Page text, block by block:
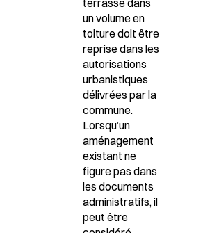
un volume en
toiture doit être
reprise dans les
autorisations
urbanistiques
délivrées par la
commune.
Lorsqu’un
aménagement
existant ne
figure pas dans
les documents
administratifs, il
peut être